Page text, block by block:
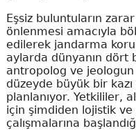
Eşsiz buluntuların
önlenmesi amacıyla
edilerek jandarma
aylarda dünyanın dört
antropolog ve jeologun
düzeyde büyük bir
planlanıyor. Yetkililer,
için şimdiden lojistik
çalışmalarına